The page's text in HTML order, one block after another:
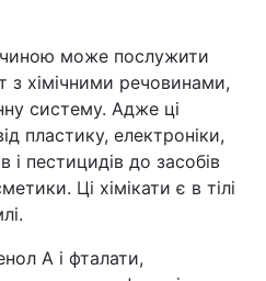
може послужити
з хімічними речовинами,
систему. Адже ці
пластику, електроніки,
і пестицидів до засобів
Ці хімікати є в тілі
А і фталати,